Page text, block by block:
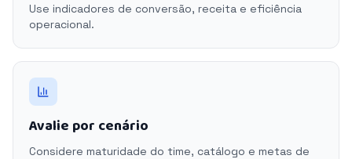
Use indicadores de conversão, receita e eficiência
operacional.
Avalie por cenário
Considere maturidade do time, catálogo e metas de